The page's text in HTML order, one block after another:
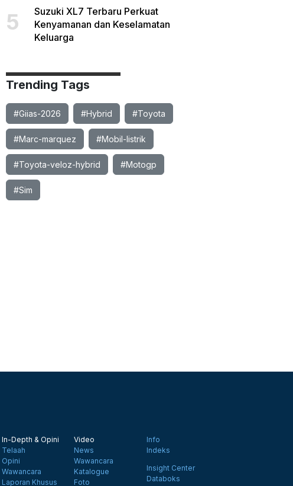
5
Suzuki XL7 Terbaru Perkuat
Kenyamanan dan Keselamatan
Keluarga
Trending Tags
#Giias-2026 #Hybrid #Toyota
#Marc-marquez #Mobil-listrik
#Toyota-veloz-hybrid #Motogp
#Sim
In-Depth & Opini
Telaah
Opini
Wawancara
Laporan Khusus
Video
News
Wawancara
Katalogue
Foto
Info
Indeks
Insight Center
Databoks